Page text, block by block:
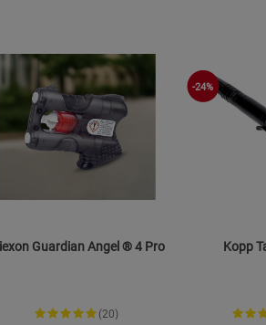
Piexon Guardian Angel ® 4 Pro
(20)
-24%
Kopp
Beschreibung